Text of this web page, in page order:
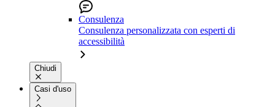
Consulenza
Consulenza personalizzata con esperti di
accessibilità
Chiudi
Casi d'uso